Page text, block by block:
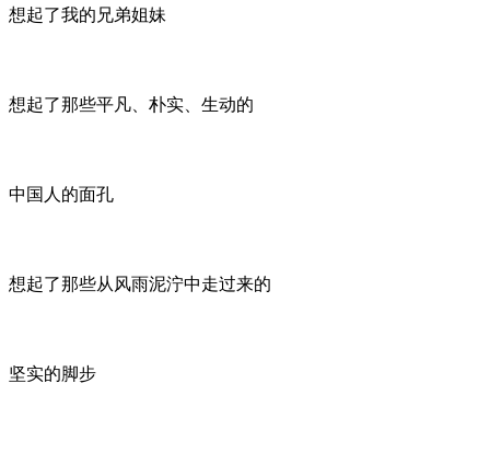
想起了我的兄弟姐妹
想起了那些平凡、朴实、生动的
中国人的面孔
想起了那些从风雨泥泞中走过来的
坚实的脚步